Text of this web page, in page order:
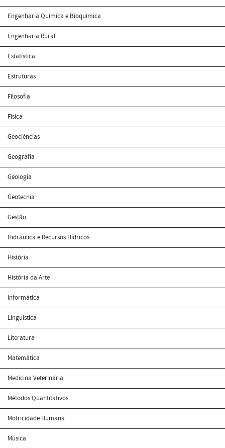
Engenharia Química e Bioquímica
Engenharia Rural
Estatística
Estruturas
Filosofia
Física
Geociências
Geografia
Geologia
Geotecnia
Gestão
Hidráulica e Recursos Hídricos
História
História da Arte
Informática
Linguística
Literatura
Matemática
Medicina Veterinária
Métodos Quantitativos
Motricidade Humana
Música